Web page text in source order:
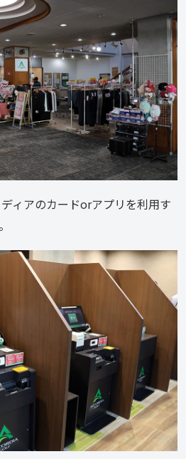
ィアのカードorアプリを利用す